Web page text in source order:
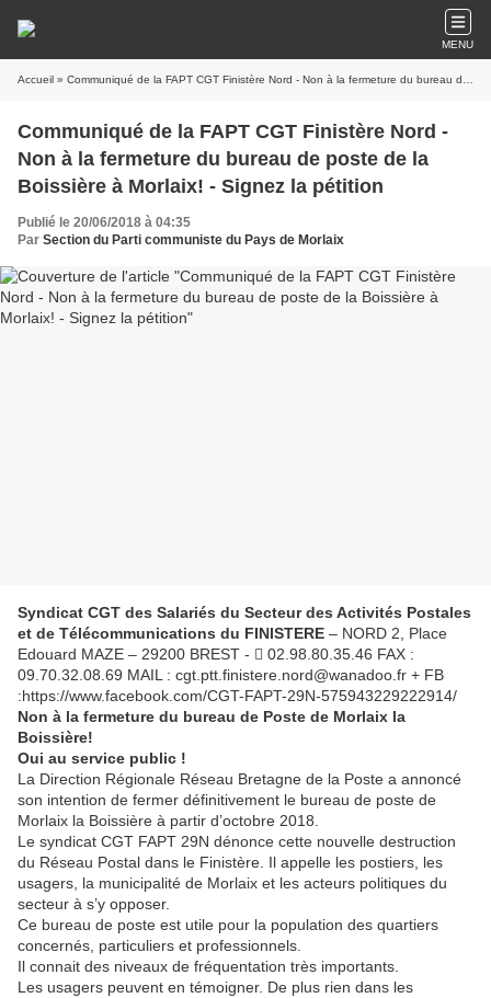
MENU
Accueil » Communiqué de la FAPT CGT Finistère Nord - Non à la fermeture du bureau de poste de la Boissière à Morlaix! - Signez la pétition
Communiqué de la FAPT CGT Finistère Nord -
Non à la fermeture du bureau de poste de la
Boissière à Morlaix! - Signez la pétition
Publié le 20/06/2018 à 04:35
Par Section du Parti communiste du Pays de Morlaix
Syndicat CGT des Salariés du Secteur des Activités Postales
et de Télécommunications du FINISTERE – NORD 2, Place
Edouard MAZE – 29200 BREST -  02.98.80.35.46 FAX :
09.70.32.08.69 MAIL : cgt.ptt.finistere.nord@wanadoo.fr + FB
:https://www.facebook.com/CGT-FAPT-29N-575943229222914/
Non à la fermeture du bureau de Poste de Morlaix la
Boissière!
Oui au service public !
La Direction Régionale Réseau Bretagne de la Poste a annoncé
son intention de fermer définitivement le bureau de poste de
Morlaix la Boissière à partir d’octobre 2018.
Le syndicat CGT FAPT 29N dénonce cette nouvelle destruction
du Réseau Postal dans le Finistère. Il appelle les postiers, les
usagers, la municipalité de Morlaix et les acteurs politiques du
secteur à s’y opposer.
Ce bureau de poste est utile pour la population des quartiers
concernés, particuliers et professionnels.
Il connait des niveaux de fréquentation très importants.
Les usagers peuvent en témoigner. De plus rien dans les